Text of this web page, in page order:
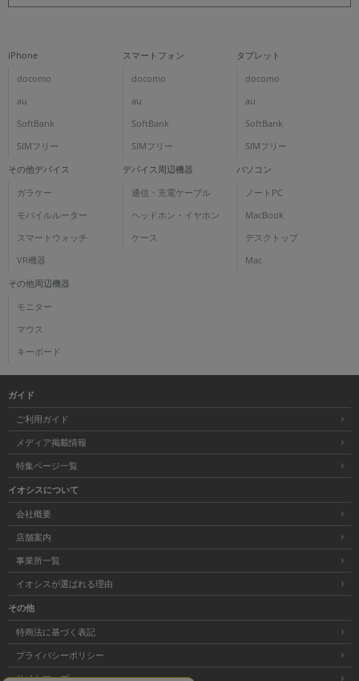
iPhone
docomo
au
SoftBank
SIMフリー
スマートフォン
docomo
au
SoftBank
SIMフリー
タブレット
docomo
au
SoftBank
SIMフリー
その他デバイス
ガラケー
モバイルルーター
スマートウォッチ
VR機器
デバイス周辺機器
通信・充電ケーブル
ヘッドホン・イヤホン
ケース
パソコン
ノートPC
MacBook
デスクトップ
Mac
その他周辺機器
モニター
マウス
キーボード
ガイド
ご利用ガイド
メディア掲載情報
特集ページ一覧
イオシスについて
会社概要
店舗案内
事業所一覧
イオシスが選ばれる理由
その他
特商法に基づく表記
プライバシーポリシー
サイトマップ